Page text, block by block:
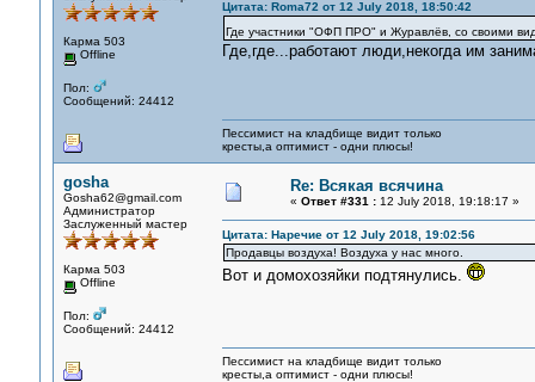
Карма 503
Offline
Пол:
Сообщений: 24412
Цитата: Roma72 от 12 July 2018, 18:50:42
Где участники "ОФП ПРО" и Журавлёв, со своими
Где,где...работают люди,некогда им
Пессимист на кладбище видит только
кресты,а оптимист - одни плюсы!
gosha
Gosha62@gmail.com
Администратор
Заслуженный мастер
Карма 503
Offline
Пол:
Сообщений: 24412
Re: Всякая всячина
« Ответ #331 :12 July 2018, 19:18:17 »
Цитата: Наречие от 12 July 2018, 19:02:56
Продавцы воздуха! Воздуха у нас много.
Вот и домохозяйки подтянулись.
Пессимист на кладбище видит только
кресты,а оптимист - одни плюсы!